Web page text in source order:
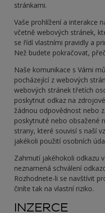
stránkami.
Vaše prohlížení a interakce
včetně webových stránek,
se řídí vlastními pravidly a
Než budete pokračovat,
Naše komunikace s Vámi
pocházející z webových
webových stránek třetích
poskytnut odkaz na
žádnou odpovědnost nebo
poskytnuté nebo obsažené
strany, které souvisí s naší
jakékoli použití osobních
Zahrnutí jakéhokoli odkazu
neznamená schválení
Rozhodnete-li se navštívit
činíte tak na vlastní riziko.
INZERCE